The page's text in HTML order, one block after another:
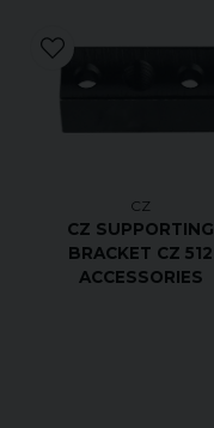
CZ
CZ SUPPORTING
BRACKET CZ 512
ACCESSORIES